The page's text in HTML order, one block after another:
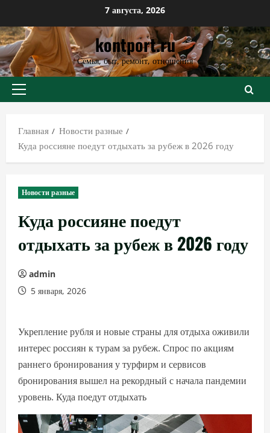
к
содержимому
7 августа, 2026
kontport.ru
Семья, быт, ремонт, отношения
Основное
Главная
Новости разные
Куда россияне поедут отдыхать за рубеж в 2026 году
Новости разные
Куда россияне поедут
отдыхать за рубеж в 2026 году
admin
5 января, 2026
Укрепление рубля и новые страны для отдыха оживили
интерес россиян к турам за рубеж. Спрос по акциям
раннего бронирования у турфирм и сервисов
бронирования вышел на рекордный с начала пандемии
уровень. Куда поедут отдыхать